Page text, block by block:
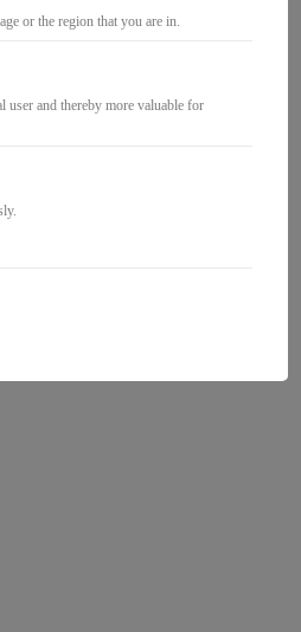
or the region that you are in.
user and thereby more valuable for